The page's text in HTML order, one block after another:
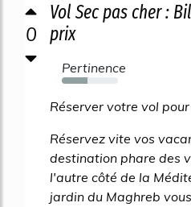
0
Vol Sec pas cher :
prix
Pertinence
46%
Réserver votre vol
Réservez vite vos
destination phare des
l'autre côté de la
jardin du Maghreb